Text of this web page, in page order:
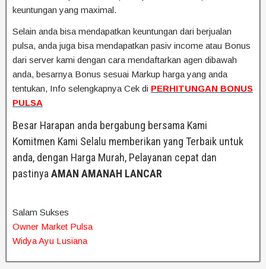
keuntungan yang maximal.
Selain anda bisa mendapatkan keuntungan dari berjualan
pulsa, anda juga bisa mendapatkan pasiv income atau Bonus
dari server kami dengan cara mendaftarkan agen dibawah
anda, besarnya Bonus sesuai Markup harga yang anda
tentukan, Info selengkapnya Cek di PERHITUNGAN BONUS
PULSA
Besar Harapan anda bergabung bersama Kami
Komitmen Kami Selalu memberikan yang Terbaik untuk
anda, dengan Harga Murah, Pelayanan cepat dan
pastinya AMAN AMANAH LANCAR
Salam Sukses
Owner Market Pulsa
Widya Ayu Lusiana